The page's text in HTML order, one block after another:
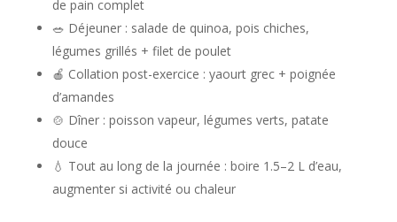
de pain complet
🥗 Déjeuner : salade de quinoa, pois chiches,
légumes grillés + filet de poulet
🍎 Collation post-exercice : yaourt grec + poignée
d’amandes
🍲 Dîner : poisson vapeur, légumes verts, patate
douce
💧 Tout au long de la journée : boire 1.5–2 L d’eau,
augmenter si activité ou chaleur